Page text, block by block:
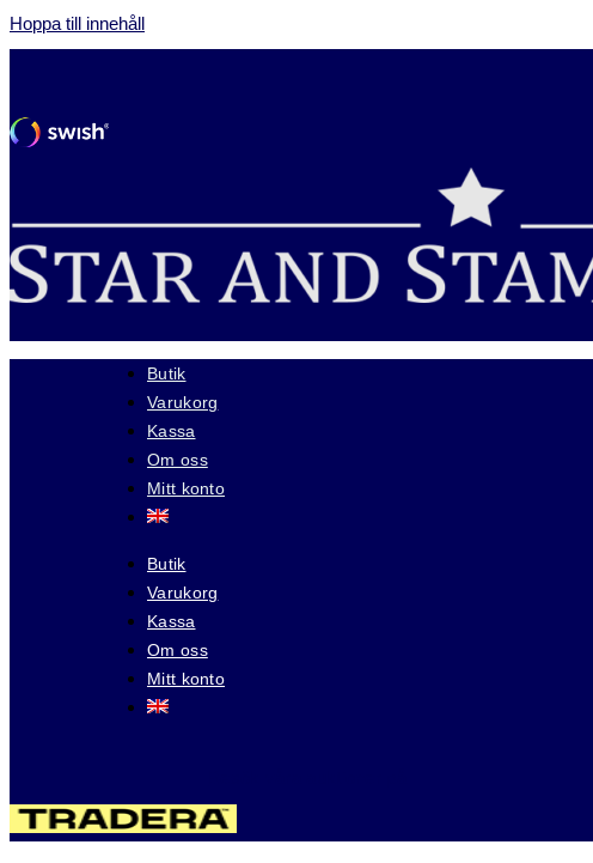
Hoppa till innehåll
Butik
Varukorg
Kassa
Om oss
Mitt konto
Butik
Varukorg
Kassa
Om oss
Mitt konto